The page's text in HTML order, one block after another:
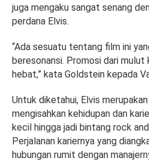
juga mengaku sangat senang
perdana Elvis.
“Ada sesuatu tentang film ini
beresonansi. Promosi dari
hebat,” kata Goldstein kepada
Untuk diketahui, Elvis
mengisahkan kehidupan dan
kecil hingga jadi bintang rock
Perjalanan kariernya yang
hubungan rumit dengan